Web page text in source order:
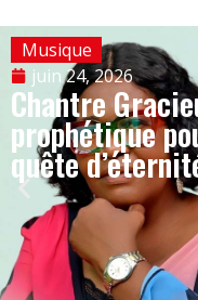
Musique
juin 24, 2026
Chantre
prophétique
quête